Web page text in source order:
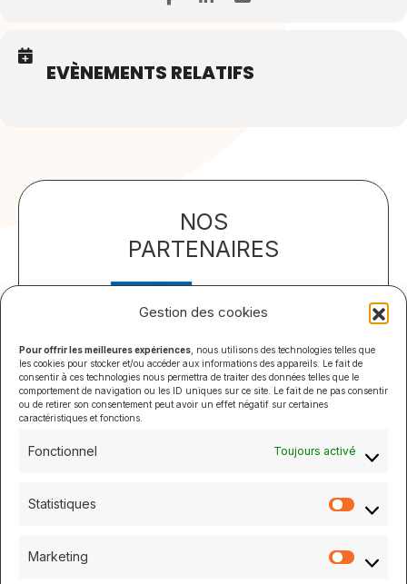
Gestion des cookies
Pour offrir les meilleures expériences , nous utilisons des technologies telles que
les cookies pour stocker et/ou accéder aux informations des appareils. Le fait de
consentir à ces technologies nous permettra de traiter des données telles que le
comportement de navigation ou les ID uniques sur ce site. Le fait de ne pas consentir
ou de retirer son consentement peut avoir un effet négatif sur certaines
caractéristiques et fonctions.
Fonctionnel Toujours activé
Statistiques
Marketing
EVÈNEMENTS RELATIFS
NOS
PARTENAIRES